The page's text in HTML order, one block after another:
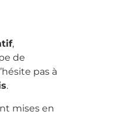
,
de
pas à
.
mises en